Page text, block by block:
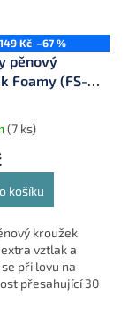
149 Kč –67 %
pěnový
Foamy (FS-
(7 ks)
košíku
kroužek
vztlak a
při lovu na
přesahující 30